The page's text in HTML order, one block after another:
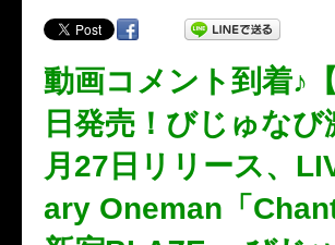
動画コメント到着♪
日発売！びじゅな
月27日リリース、
ary Oneman「